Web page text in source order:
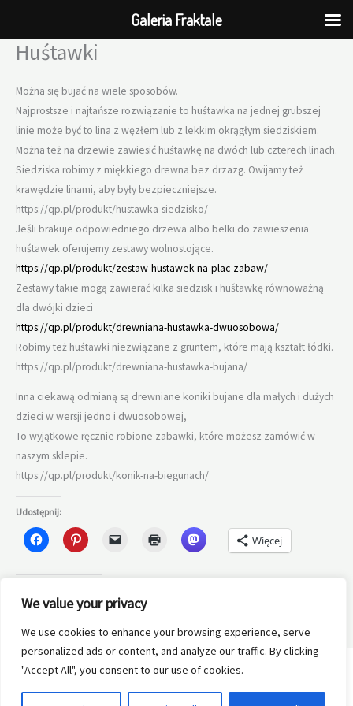
We value your privacy
We use cookies to enhance your browsing experience, serve
personalized ads or content, and analyze our traffic. By clicking
"Accept All", you consent to our use of cookies.
Przejdź
treści
Huśtawki
Można się bujać na wiele sposobów.
Najprostsze i najtańsze rozwiązanie to huśtawka na jednej grubszej
linie może być to lina z węzłem lub z lekkim okrągłym siedziskiem.
Można też na drzewie zawiesić huśtawkę na dwóch lub czterech linach.
Siedziska robimy z miękkiego drewna bez drzazg. Owijamy też
krawędzie linami, aby były bezpieczniejsze.
https://qp.pl/produkt/hustawka-siedzisko/
Jeśli brakuje odpowiedniego drzewa albo belki do zawieszenia
huśtawek oferujemy zestawy wolnostojące.
https://qp.pl/produkt/zestaw-hustawek-na-plac-zabaw/
Zestawy takie mogą zawierać kilka siedzisk i huśtawkę równoważną
dla dwójki dzieci
https://qp.pl/produkt/drewniana-hustawka-dwuosobowa/
Robimy też huśtawki niezwiązane z gruntem, które mają kształt łódki.
https://qp.pl/produkt/drewniana-hustawka-bujana/
Inna ciekawą odmianą są drewniane koniki bujane dla małych i dużych
dzieci w wersji jedno i dwuosobowej,
To wyjątkowe ręcznie robione zabawki, które możesz zamówić w
naszym sklepie.
https://qp.pl/produkt/konik-na-biegunach/
Udostępnij:
Więcej
Galeria Fraktale